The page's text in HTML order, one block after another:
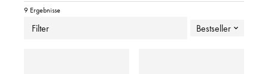
9 Ergebnisse
Filter Bestseller